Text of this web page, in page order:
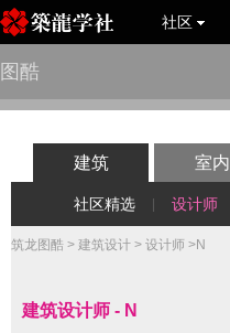
社区
图酷
建筑 室内
社区精选 设计师
筑龙图酷 > 建筑设计 > 设计师 >N
建筑设计师 - N